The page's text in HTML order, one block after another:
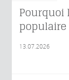
Pourquoi
populaire
13.07.2026